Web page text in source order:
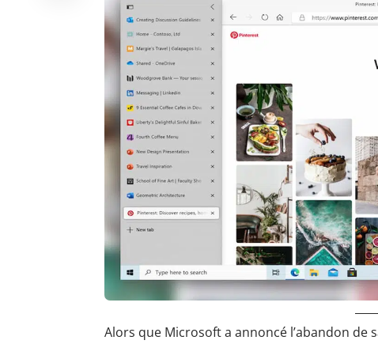
Alors que Microsoft a annoncé l’abandon de